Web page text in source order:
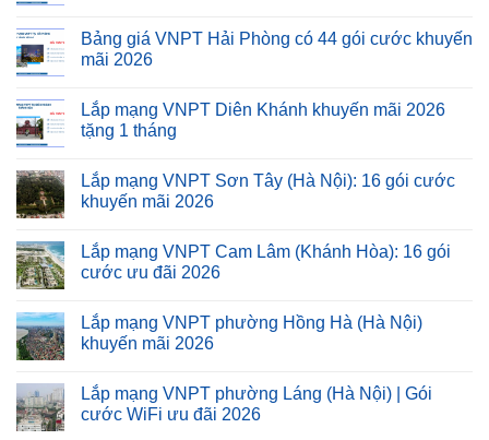
Bảng giá VNPT Hải Phòng có 44 gói cước khuyến
mãi 2026
Lắp mạng VNPT Diên Khánh khuyến mãi 2026
tặng 1 tháng
Lắp mạng VNPT Sơn Tây (Hà Nội): 16 gói cước
khuyến mãi 2026
Lắp mạng VNPT Cam Lâm (Khánh Hòa): 16 gói
cước ưu đãi 2026
Lắp mạng VNPT phường Hồng Hà (Hà Nội)
khuyến mãi 2026
Lắp mạng VNPT phường Láng (Hà Nội) | Gói
cước WiFi ưu đãi 2026